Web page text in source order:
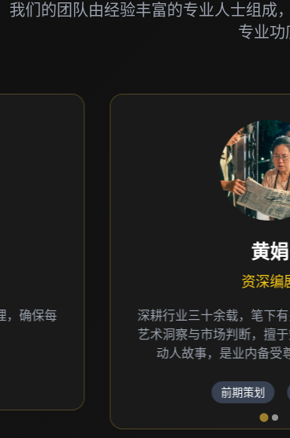
我们的团队由经验丰富的专业人士组成
专业功
，确保每
黄娟
资深编
深耕行业三十余载，笔下
艺术洞察与市场判断，擅
动人故事，是业内备受
前期策划